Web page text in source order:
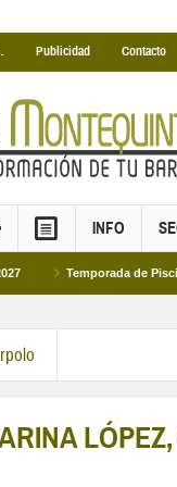
Publicidad Contacto
INFO
de Piscinas